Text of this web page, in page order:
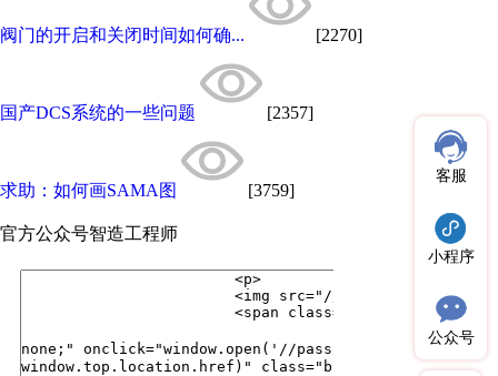
阀门的开启和关闭时间如何确... [2270]
国产DCS系统的一些问题 [2357]
求助：如何画SAMA图 [3759]
官方公众号智造工程师
客服
小程序
公众号